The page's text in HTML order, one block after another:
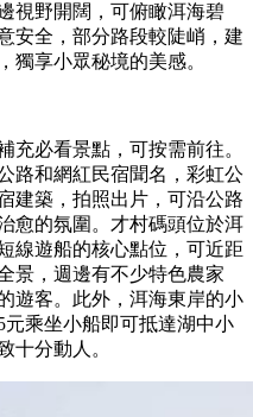
視野開闊，可俯瞰洱海碧
安全，部分路段較陡峭，建
獨享小眾秘境的美感。
充必看景點，可按需前往。
路和網紅民宿聞名，彩虹公
建築，拍照出片，可沿公路
愈的氛圍。才村碼頭位於洱
線遊船的核心點位，可近距
景，週邊有不少特色農家
遊客。此外，洱海東岸的小
乘坐小船即可抵達湖中小
十分動人。